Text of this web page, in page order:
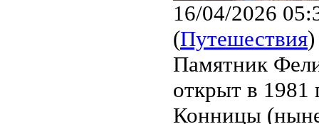
16/04/2026
(Путешествия)
Памятник
открыт в 1981
Конницы